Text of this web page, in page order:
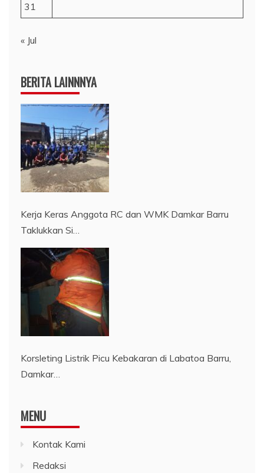
31
« Jul
BERITA LAINNNYA
​Kerja Keras Anggota RC dan WMK Damkar Barru
Taklukkan Si…
Korsleting Listrik Picu Kebakaran di Labatoa Barru,
Damkar…
MENU
Kontak Kami
Redaksi